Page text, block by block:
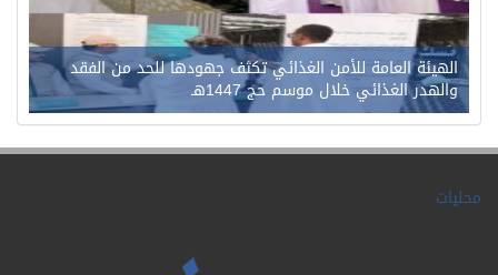
الهيئة العامة للأمن الغذائي تكثف جهودها للحد من الفقد
والهدر الغذائي خلال موسم حج 1447هـ
محليات